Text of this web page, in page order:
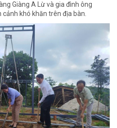
Giàng A Lừ và gia đình ông
cảnh khó khăn trên địa bàn.